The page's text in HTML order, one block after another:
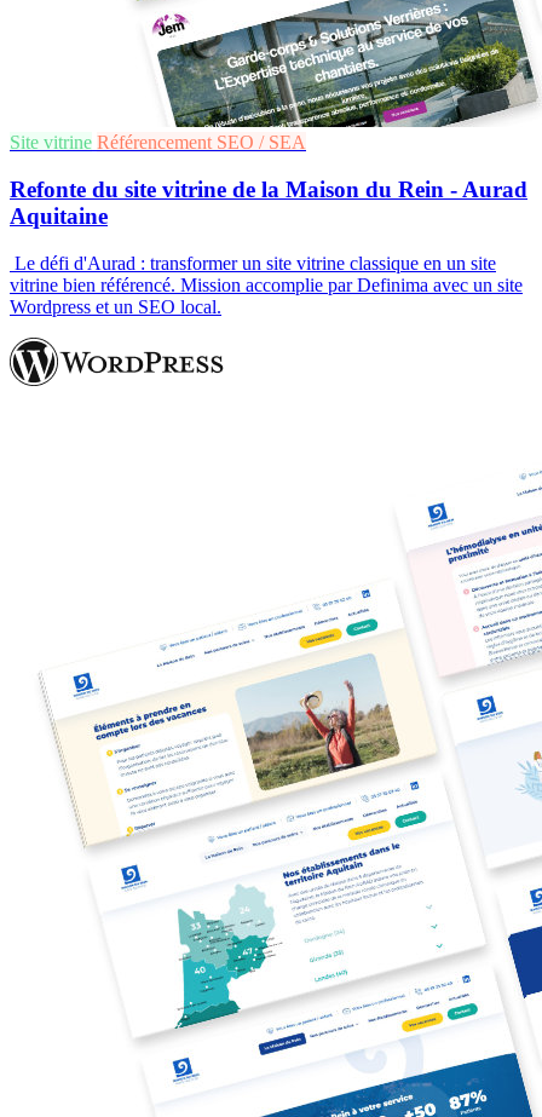
Site vitrine Référencement SEO / SEA
Refonte du site vitrine de la Maison du Rein - Aurad
Aquitaine
Le défi d'Aurad : transformer un site vitrine classique en un site
vitrine bien référencé. Mission accomplie par Definima avec un site
Wordpress et un SEO local.